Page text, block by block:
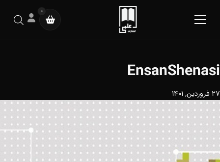
0
EnsanShenasi
27 فروردین, 1401